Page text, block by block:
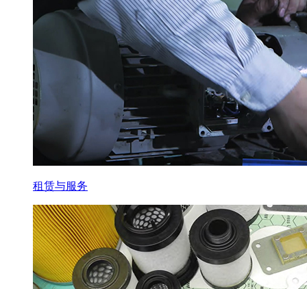
租赁与服务